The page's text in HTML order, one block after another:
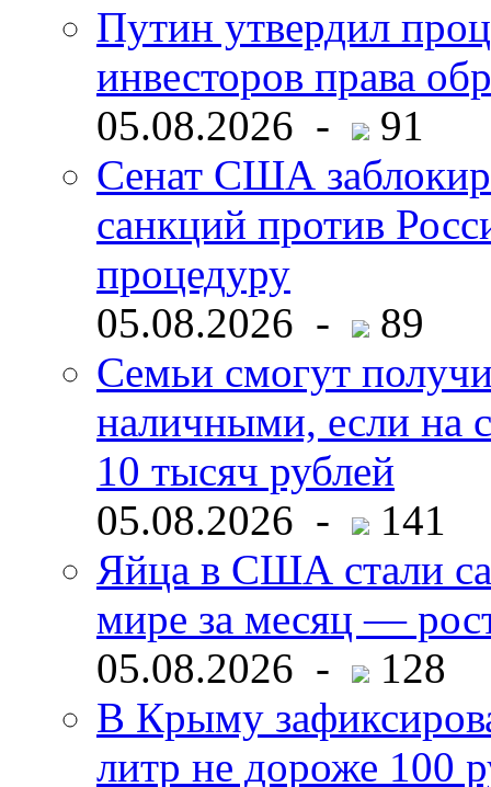
Путин утвердил
инвесторов права
05.08.2026 -
91
Сенат США
санкций против
процедуру
05.08.2026 -
89
Семьи смогут
наличными, если на
10 тысяч рублей
05.08.2026 -
141
Яйца в США стали
мире за месяц —
05.08.2026 -
128
В Крыму
литр не дороже 100